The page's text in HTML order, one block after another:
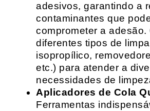
adesivos, garantindo a
contaminantes que
comprometer a adesão.
diferentes tipos de
isopropílico,
etc.) para atender a
necessidades de
Aplicadores de Cola
Ferramentas